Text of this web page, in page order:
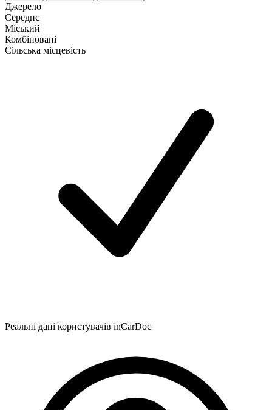
Джерело
Середнє
Міський
Комбіновані
Сільська місцевість
Реальні дані користувачів inCarDoc